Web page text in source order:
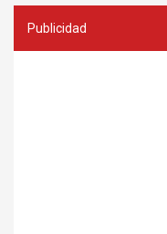
Publicidad